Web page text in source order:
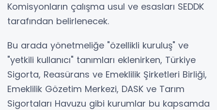
Komisyonların çalışma usul ve esasları SEDDK
tarafından belirlenecek.
Bu arada yönetmeliğe "özellikli kuruluş" ve
"yetkili kullanıcı" tanımları eklenirken, Türkiye
Sigorta, Reasürans ve Emeklilik Şirketleri Birliği,
Emeklilik Gözetim Merkezi, DASK ve Tarım
Sigortaları Havuzu gibi kurumlar bu kapsamda